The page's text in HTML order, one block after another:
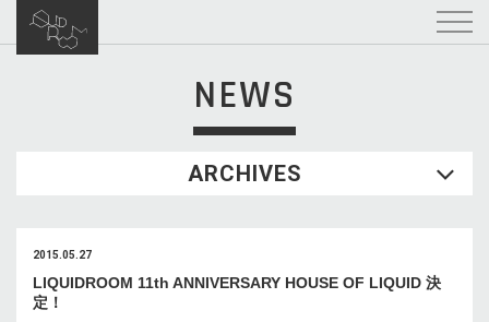
NEWS
ARCHIVES
2015.05.27
LIQUIDROOM 11th ANNIVERSARY HOUSE OF LIQUID 決
定！